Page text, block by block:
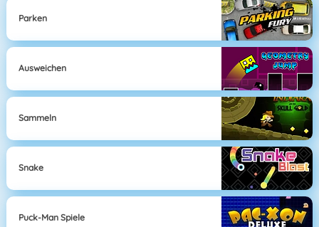
Parken
Ausweichen
Sammeln
Snake
Puck-Man Spiele